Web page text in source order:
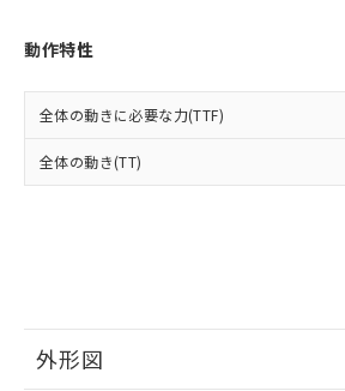
動作特性
全体の動きに必要な力(TTF)
全体の動き(TT)
外形図
および当社の共同利用者
品・サービスに関するお
をご了承ください。
※当社の共同利用者とは
下記の非含有証明書をダウンロ
とができます。
EU RoHS指令（10物質）の非
物質の対応では、対応完了ま
荷製品に未対応品が混在するこ